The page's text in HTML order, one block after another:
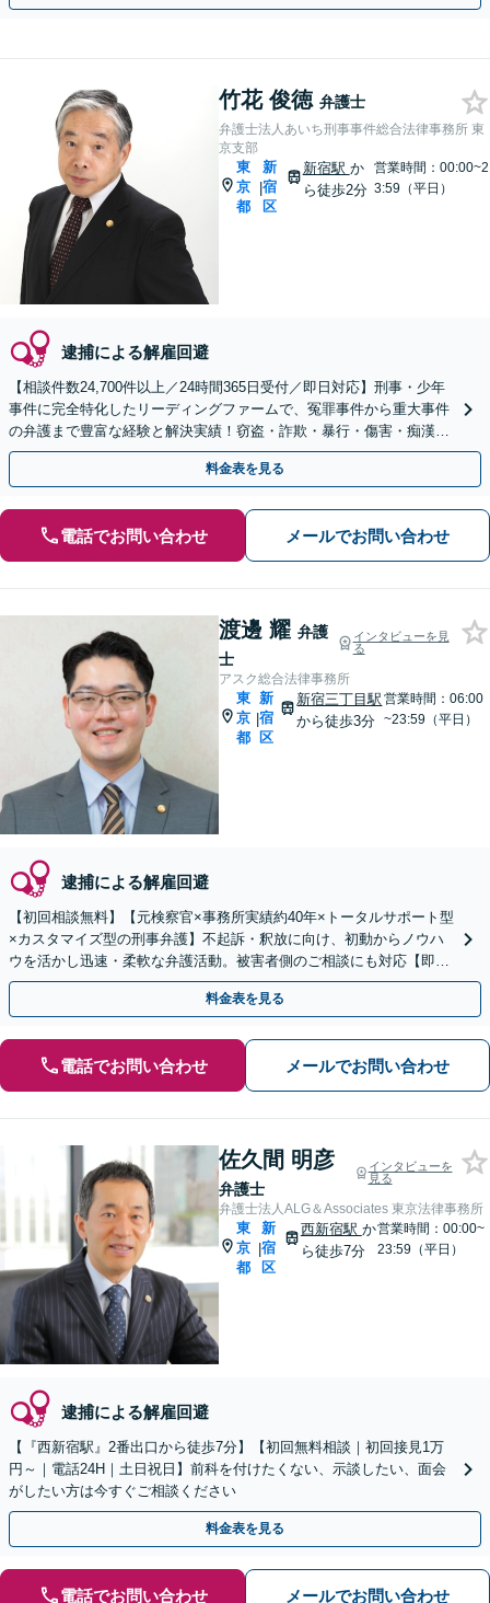
竹花 俊徳 弁護士
弁護士法人あいち刑事事件総合法律事務所 東
京支部
東
京
都
|
新
宿
区
新宿駅 か
ら徒歩2分
営業時間：00:00~2
3:59（平日）
逮捕による解雇回避
【相談件数24,700件以上／24時間365日受付／即日対応】刑事・少年
事件に完全特化したリーディングファームで、冤罪事件から重大事件
の弁護まで豊富な経験と解決実績！窃盗・詐欺・暴行・傷害・痴漢・
盗撮・薬物犯罪など幅広い分野に対応可能です！
料金表を見る
電話でお問い合わせ メールでお問い合わせ
渡邊 耀 弁護
士
インタビューを見
る
アスク総合法律事務所
東
京
都
|
新
宿
区
新宿三丁目駅
から徒歩3分
営業時間：06:00
~23:59（平日）
逮捕による解雇回避
【初回相談無料】【元検察官×事務所実績約40年×トータルサポート型
×カスタマイズ型の刑事弁護】不起訴・釈放に向け、初動からノウハ
ウを活かし迅速・柔軟な弁護活動。被害者側のご相談にも対応【即日
接見対応】【夜間・休日相談可】【新宿三丁目駅3分】
料金表を見る
電話でお問い合わせ メールでお問い合わせ
佐久間 明彦
弁護士
インタビューを
見る
弁護士法人ALG＆Associates 東京法律事務所
東
京
都
|
新
宿
区
西新宿駅 か
ら徒歩7分
営業時間：00:00~
23:59（平日）
逮捕による解雇回避
【『西新宿駅』2番出口から徒歩7分】【初回無料相談｜初回接見1万
円～｜電話24H｜土日祝日】前科を付けたくない、示談したい、面会
がしたい方は今すぐご相談ください
料金表を見る
電話でお問い合わせ メールでお問い合わせ